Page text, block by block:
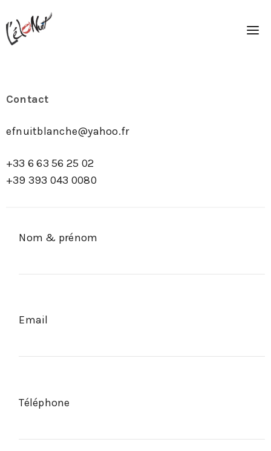
Contact
efnuitblanche@yahoo.fr
+33 6 63 56 25 02
+39 393 043 0080
Nom & prénom
Email
Téléphone